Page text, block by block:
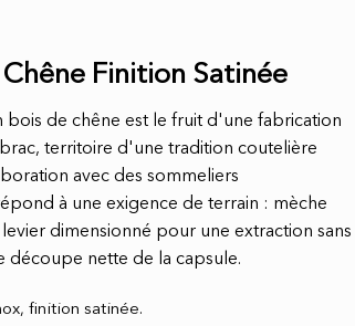
Finition Satinée
de chêne est le fruit d'une fabrication
territoire d'une tradition coutelière
avec des sommeliers
à une exigence de terrain : mèche
dimensionné pour une extraction sans
nette de la capsule.
finition satinée.